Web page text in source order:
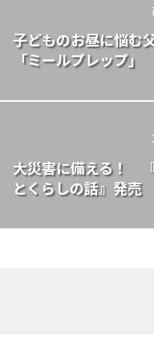
子どものお昼に悩
「ミールプレップ」
大災害に備える！
とくらしの話』発売